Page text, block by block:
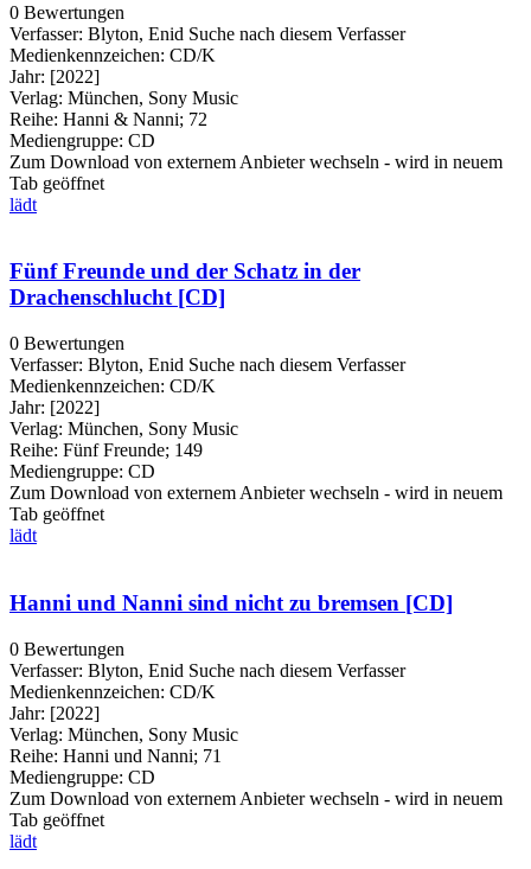
0 Bewertungen
Verfasser: Blyton, Enid Suche nach diesem Verfasser
Medienkennzeichen: CD/K
Jahr: [2022]
Verlag: München, Sony Music
Reihe: Hanni & Nanni; 72
Mediengruppe: CD
Zum Download von externem Anbieter wechseln - wird in neuem
Tab geöffnet
lädt
Fünf Freunde und der Schatz in der
Drachenschlucht [CD]
0 Bewertungen
Verfasser: Blyton, Enid Suche nach diesem Verfasser
Medienkennzeichen: CD/K
Jahr: [2022]
Verlag: München, Sony Music
Reihe: Fünf Freunde; 149
Mediengruppe: CD
Zum Download von externem Anbieter wechseln - wird in neuem
Tab geöffnet
lädt
Hanni und Nanni sind nicht zu bremsen [CD]
0 Bewertungen
Verfasser: Blyton, Enid Suche nach diesem Verfasser
Medienkennzeichen: CD/K
Jahr: [2022]
Verlag: München, Sony Music
Reihe: Hanni und Nanni; 71
Mediengruppe: CD
Zum Download von externem Anbieter wechseln - wird in neuem
Tab geöffnet
lädt